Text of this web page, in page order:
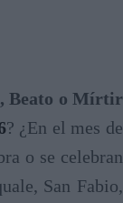
Beato o Mírtir
? ¿En el mes de
o se celebran
San Fabio,